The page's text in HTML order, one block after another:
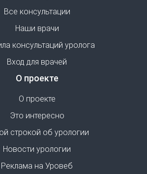
Все консультации
Наши врачи
консультаций уролога
Вход для врачей
О проекте
О проекте
Это интересно
строкой об урологии
Новости урологии
Реклама на Уровеб